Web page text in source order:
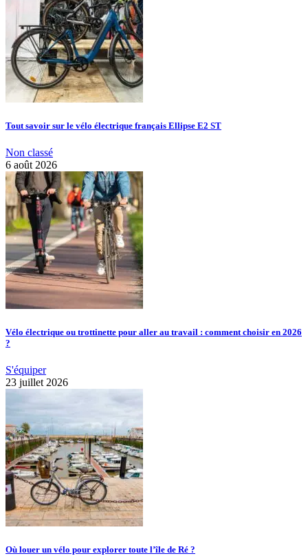
Tout savoir sur le vélo électrique français Ellipse E2 ST
Non classé
6 août 2026
Vélo électrique ou trottinette pour aller au travail : comment choisir en 2026
?
S'équiper
23 juillet 2026
Où louer un vélo pour explorer toute l’île de Ré ?